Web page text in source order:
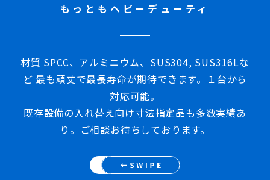
・比較的量産のもの向け
・φ130～φ310mm
もっともヘビーデューティ
材質 SPCC、アルミニウム、SUS304, SUS316Lな
ど 最も頑丈で最長寿命が期待できます。１台から
対応可能。
既存設備の入れ替え向け寸法指定品も多数実績あ
り。ご相談お待ちしております。